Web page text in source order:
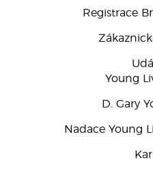
Registrace
Young
D. Gary
Nadace Young